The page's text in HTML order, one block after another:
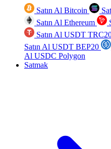
Satın Al Bitcoin
Satın Al Ethereum
Satın Al USDT
Satın Al USDT BEP20
Al USDC Polygon
Satmak